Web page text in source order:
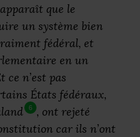
que le
un système bien
fédéral, et
en un
ce n’est pas
États fédéraux,
6
, ont rejeté
car ils n’ont